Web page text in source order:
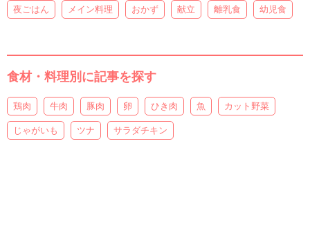
夜ごはん メイン料理 おかず 献立 離乳食 幼児食
食材・料理別に記事を探す
鶏肉 牛肉 豚肉 卵 ひき肉 魚 カット野菜
じゃがいも ツナ サラダチキン